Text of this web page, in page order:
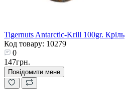
Tigernuts Antarctic-Krill 100gr. Кріль
Код товару: 10279
0
147грн.
Повідомити мене